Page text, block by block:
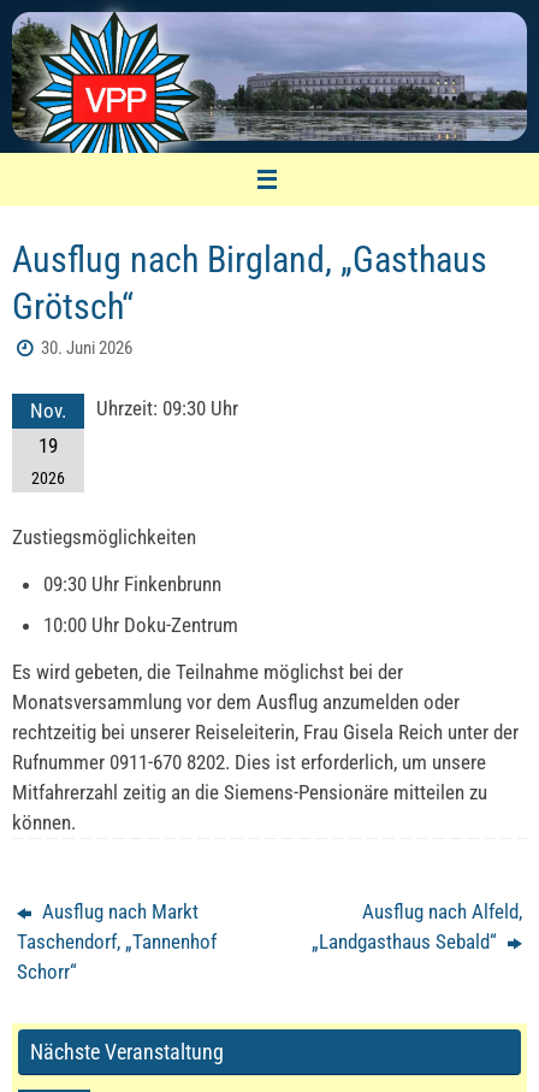
Zum
Inhalt
springen
Vereinigung pensionierter Polizeibeamter
Ausflug nach Birgland, „Gasthaus
Grötsch“
30. Juni 2026
Nov.
19
2026
Uhrzeit: 09:30 Uhr
Zustiegsmöglichkeiten
09:30 Uhr Finkenbrunn
10:00 Uhr Doku-Zentrum
Es wird gebeten, die Teilnahme möglichst bei der
Monatsversammlung vor dem Ausflug anzumelden oder
rechtzeitig bei unserer Reiseleiterin, Frau Gisela Reich unter der
Rufnummer 0911-670 8202. Dies ist erforderlich, um unsere
Mitfahrerzahl zeitig an die Siemens-Pensionäre mitteilen zu
können.
Ausflug nach Markt
Taschendorf, „Tannenhof
Schorr“
Ausflug nach Alfeld,
„Landgasthaus Sebald“
Nächste Veranstaltung